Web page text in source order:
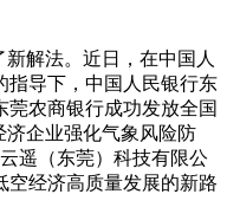
解法。近日，在中国人
指导下，中国人民银行东
莞农商银行成功发放全国
济企业强化气象风险防
遥（东莞）科技有限公
空经济高质量发展的新路